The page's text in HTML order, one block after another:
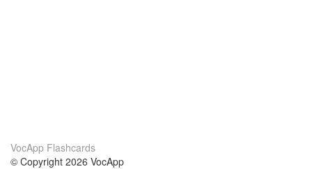
VocApp Flashcards
© Copyright 2026 VocApp